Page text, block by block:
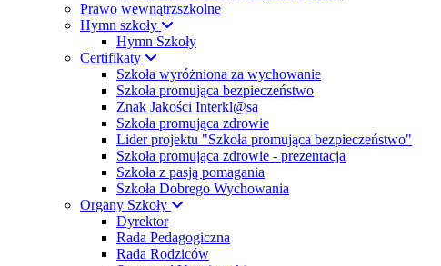
Prawo wewnątrzszkolne
Hymn szkoły
Hymn Szkoły
Certifikaty
Szkoła wyróżniona za wychowanie
Szkoła promująca bezpieczeństwo
Znak Jakości Interkl@sa
Szkoła promująca zdrowie
Lider projektu "Szkoła promująca bezpieczeństwo"
Szkoła promująca zdrowie - prezentacja
Szkoła z pasją pomagania
Szkoła Dobrego Wychowania
Organy Szkoły
Dyrektor
Rada Pedagogiczna
Rada Rodziców